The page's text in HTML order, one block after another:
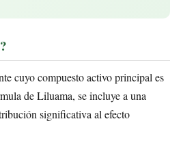
cuyo compuesto activo principal es
de Liluama, se incluye a una
significativa al efecto